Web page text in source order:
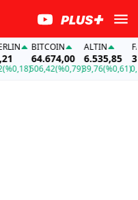
BITCOIN
64.674,00
506,42(%0,79)
ALTIN
6.535,85
39,76(%0,61)
FAİZ
0,04